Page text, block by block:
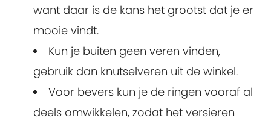
want daar is de kans het grootst dat je er
mooie vindt.
Kun je buiten geen veren vinden,
gebruik dan knutselveren uit de winkel.
Voor bevers kun je de ringen vooraf al
deels omwikkelen, zodat het versieren